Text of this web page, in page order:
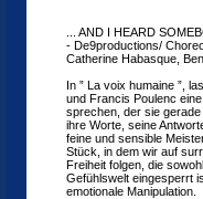
... AND I HEARD
- De9productions/
Catherine Habasque,
In ” La voix humaine ”,
und Francis Poulenc
sprechen, der sie
ihre Worte, seine
feine und sensible
Stück, in dem wir auf
Freiheit folgen, die
Gefühlswelt eingesperrt
emotionale Manipulation.